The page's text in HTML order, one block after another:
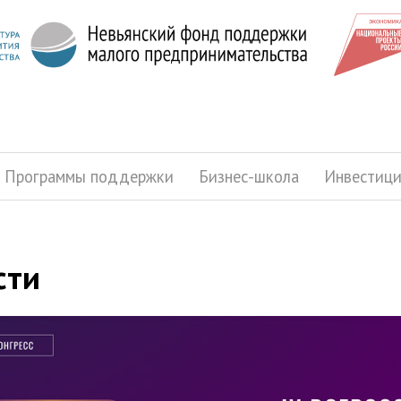
Программы поддержки Бизнес-школа